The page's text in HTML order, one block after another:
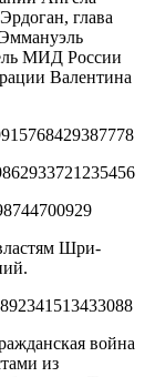
глава
МИД России
Валентина
Шри-
война
из